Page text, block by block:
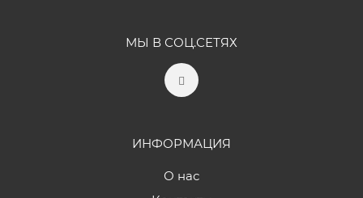
МЫ В СОЦ.СЕТЯХ
ИНФОРМАЦИЯ
О нас